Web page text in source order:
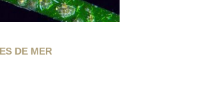
DE MER